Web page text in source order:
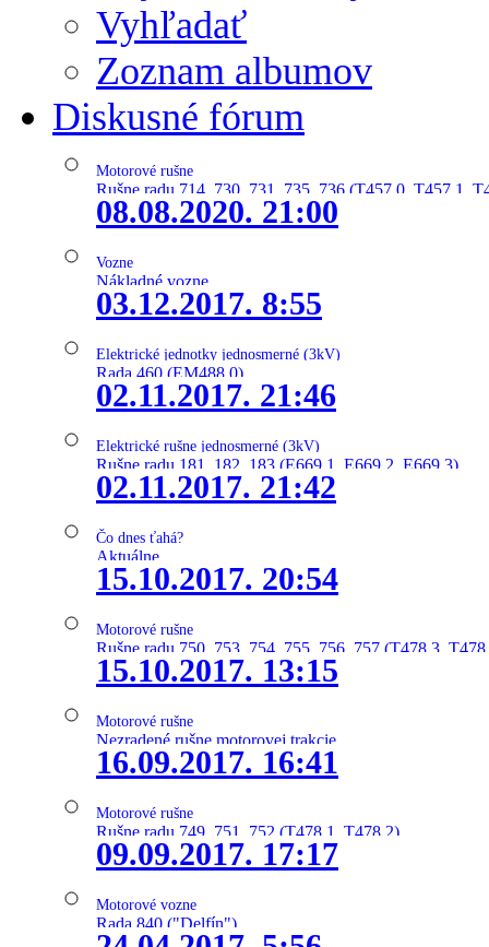
Vyhľadať
Zoznam albumov
Diskusné fórum
Motorové rušne
Rušne radu 714, 730, 731, 735, 736 (T457.0, T457.1,
08.08.2020. 21:00
Vozne
Nákladné vozne
03.12.2017. 8:55
Elektrické jednotky jednosmerné (3kV)
Rada 460 (EM488.0)
02.11.2017. 21:46
Elektrické rušne jednosmerné (3kV)
Rušne radu 181, 182, 183 (E669.1, E669.2, E669.3)
02.11.2017. 21:42
Čo dnes ťahá?
Aktuálne
15.10.2017. 20:54
Motorové rušne
Rušne radu 750, 753, 754, 755, 756, 757 (T478.3,
15.10.2017. 13:15
Motorové rušne
Nezradené rušne motorovej trakcie
16.09.2017. 16:41
Motorové rušne
Rušne radu 749, 751, 752 (T478.1, T478.2)
09.09.2017. 17:17
Motorové vozne
Rada 840 ("Delfín")